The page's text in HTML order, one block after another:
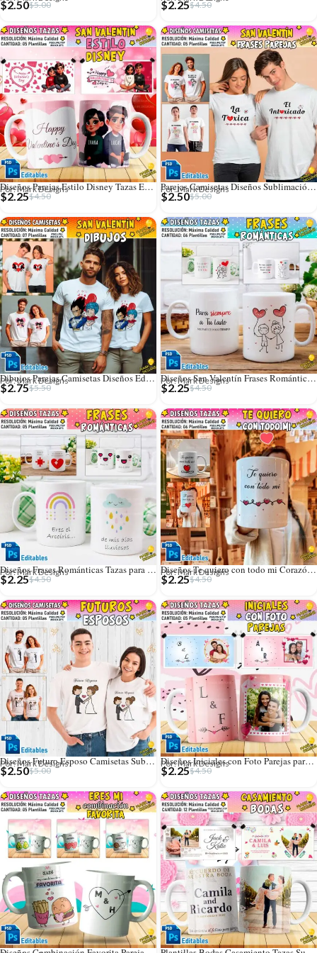
$5.00
$2.50 $4.50
$2.25
Diseños Parejas Estilo Disney Tazas Editables
Por: Mark Designs
$4.50
$2.25
Parejas Camisetas Diseños Sublimación Editables
Por: Mark Designs
$5.00
$2.50
Dibujos Parejas Camisetas Diseños Editables
Por: Mark Designs
$5.50
$2.75
Diseños San Valentín Frases Románticas Tazas
Por: Mark Designs
$4.50
$2.25
Diseños Frases Románticas Tazas para San Valentín
Por: Mark Designs
$4.50
$2.25
Diseños Te quiero con todo mi Corazón para Tazas
Por: Mark Designs
$4.50
$2.25
Diseños Futuro Esposo Camisetas Sublimables Editables
Por: Mark Designs
$5.00
$2.50
Diseños Iniciales con Foto Parejas para Tazas
Por: Mark Designs
$4.50
$2.25